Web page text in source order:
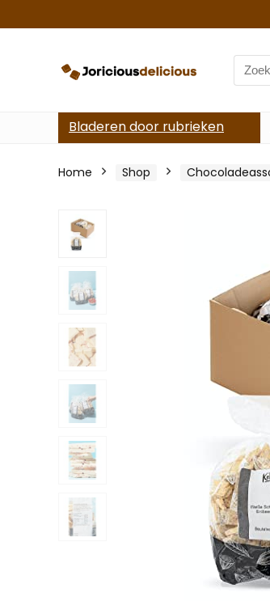
Search
for:
Bladeren door rubrieken
Home Shop